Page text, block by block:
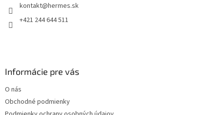
kontakt@hermes.sk
+421 244 644 511
Informácie pre vás
O nás
Obchodné podmienky